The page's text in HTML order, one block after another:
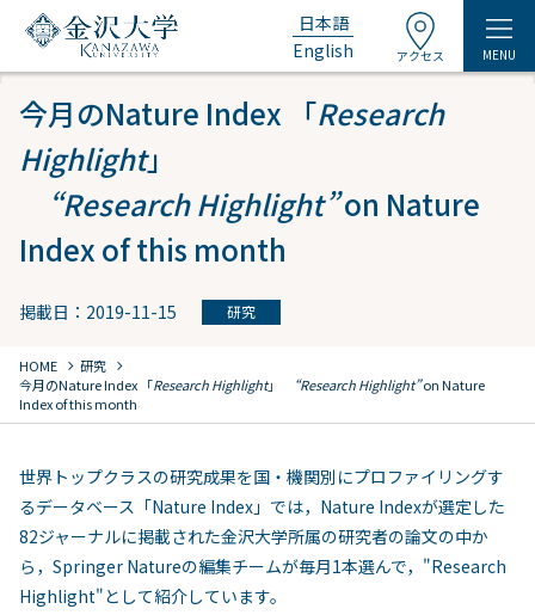
日本語
English
アクセス MENU
今月のNature Index 「Research
Highlight」
“Research Highlight”on Nature
Index of this month
掲載日：2019-11-15 研究
HOME chevron_right 研究 chevron_right
今月のNature Index 「Research Highlight」 “Research Highlight”on Nature
Index of this month
世界トップクラスの研究成果を国・機関別にプロファイリングす
るデータベース「Nature Index」では，Nature Indexが選定した
82ジャーナルに掲載された金沢大学所属の研究者の論文の中か
ら，Springer Natureの編集チームが毎月1本選んで，"Research
Highlight"として紹介しています。